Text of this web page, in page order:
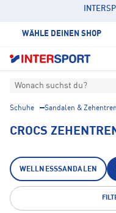
WÄHLE DEINEN SHOP
Wonach suchst du?
Schuhe Sandalen &
CROCS
WELLNESSSANDALEN